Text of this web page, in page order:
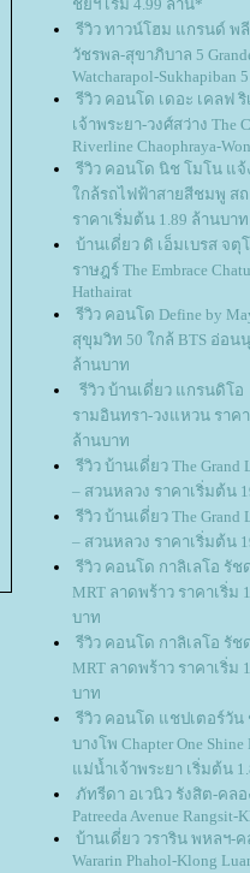
ชัยฯ เริ่ม 4.99 ล้าน*
รีวิว ทาวน์โฮม แกรนด์ พ
วัชรพล-สุขาภิบาล 5
Watcharapol-Sukhapiban 5
รีวิว คอนโด เดอะ เคลฟ ริ
เจ้าพระยา-วงศ์สว่าง The
Riverline Chaophraya-
รีวิว คอนโด นิช โมโน แ
กล้รถไฟฟ้าสายสีชมพู สถ
ราคาเริ่มต้น 1.89 ล้านบาท
บ้านเดี่ยว ดิ เอ็มเบรส จ
ราษฎร์ The Embrace
Hathairat
รีวิว คอนโด Define by
สุขุมวิท 50 ใกล้ BTS อ่อน
ล้านบาท
รีวิว บ้านเดี่ยว แกรนดิโอ
รามอินทรา-วงแหวน ราคา
ล้านบาท
รีวิว บ้านเดี่ยว The Grand
– สวนหลวง ราคาเริ่มต้น
รีวิว บ้านเดี่ยว The Grand
– สวนหลวง ราคาเริ่มต้น
รีวิว คอนโด กาลิเลโอ รัช
MRT ลาดพร้าว ราคาเริ่ม
บาท
รีวิว คอนโด กาลิเลโอ รัช
MRT ลาดพร้าว ราคาเริ่ม
บาท
รีวิว คอนโด แชปเตอร์วัน
บางโพ Chapter One Shine
ม่น้ำเจ้าพระยา เริ่มต้น
ภัทรีดา อเวนิว รังสิต-คลอ
Patreeda Avenue Rangsit-
บ้านเดี่ยว วราริน พหลฯ-
Wararin Phahol-Klong